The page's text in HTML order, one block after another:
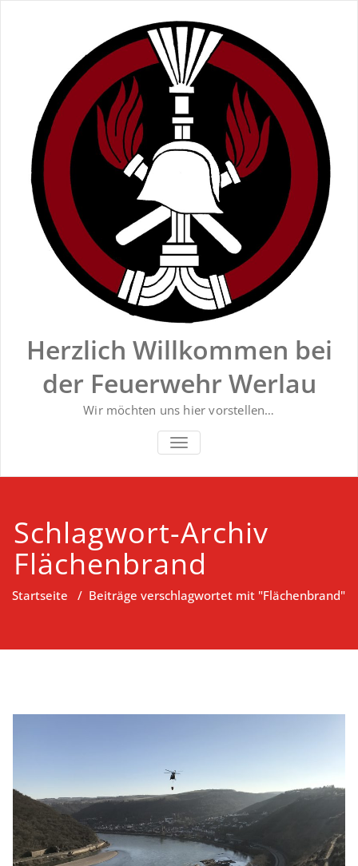
Herzlich Willkommen bei
der Feuerwehr Werlau
Wir möchten uns hier vorstellen…
NAVIGATION UMSCHALTEN
Schlagwort-Archiv
Flächenbrand
Startseite / Beiträge verschlagwortet mit "Flächenbrand"